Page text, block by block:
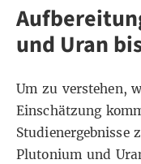
und Uran
Um zu verstehen,
Einschätzung
Studienergebnisse
Plutonium und